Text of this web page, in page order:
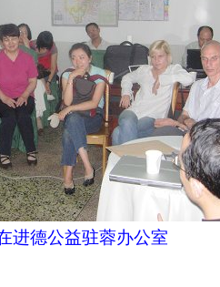
进德公益驻蓉办公室